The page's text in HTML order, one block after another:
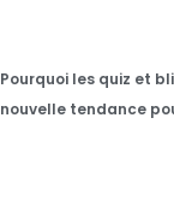
Pourquoi les quiz et
nouvelle tendance